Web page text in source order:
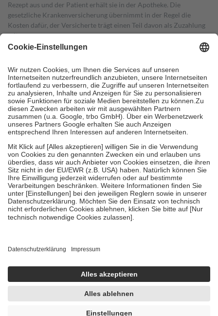
Rezept aus und der Patient erhält sie in der Apotheke. Die
gesetzliche Krankenversicherung übernimmt in der Regel die
Kosten dafür, der Versicherte trägt einen Teil davon als Zuzahlung
mit.
Grundsätzlich leisten Mitglieder Zuzahlungen in Höhe von zehn
höchstens zehn Euro.
Es sind jedoch nie mehr als die tatsächlichen
Kosten der Leistung zu entrichten.
Diese Regeln gelten grundsätzlich auch für Online-Apotheken.
Bei Heilmitteln und häuslicher Krankenpflege beträgt die
Zuzahlung zehn Prozent der Kosten sowie zehn Euro je
Verordnung.
Um das Engagement der Versicherten für ihre eigene Gesundheit zu
stärken und die besondere Stellung der Familie zu unterstützen,
fallenkeine Zuzahlungenan bei:
• Kindern und Jugendlichen bis zum vollendeten 18. Lebensjahr
mit Ausnahme der Fahrkosten
• Untersuchungen zur Vorsorge und Früherkennung, die von der
GKV getragen werden
• empfohlenen Schutzimpfungen
• Harn- und Blutteststreifen
getroffen, um sicherzustellen, dass es sich um echte Bewertungen
https://help.etrusted.com/hc/de/articles/4419944605341
Einige Bilder und Inhalte wurden unter Zuhilfenahme künstlicher